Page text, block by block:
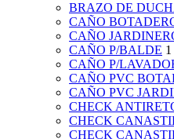
BRAZO DE
CAÑO
CAÑO
CAÑO P/BALDE 1
CAÑO P/
CAÑO PVC
CAÑO PVC
CHECK
CHECK
CHECK